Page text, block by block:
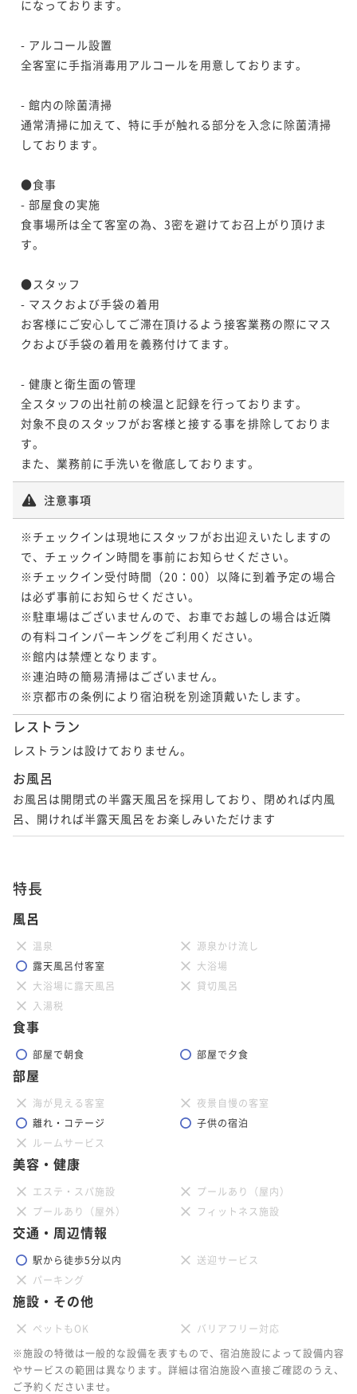
になっております。
- アルコール設置
全客室に手指消毒用アルコールを用意しております。
- 館内の除菌清掃
通常清掃に加えて、特に手が触れる部分を入念に除菌清掃
しております。
●食事
- 部屋食の実施
食事場所は全て客室の為、3密を避けてお召上がり頂けま
す。
●スタッフ
- マスクおよび手袋の着用
お客様にご安心してご滞在頂けるよう接客業務の際にマス
クおよび手袋の着用を義務付けてます。
- 健康と衛生面の管理
全スタッフの出社前の検温と記録を行っております。
対象不良のスタッフがお客様と接する事を排除しておりま
す。
また、業務前に手洗いを徹底しております。
注意事項
※チェックインは現地にスタッフがお出迎えいたしますの
で、チェックイン時間を事前にお知らせください。
※チェックイン受付時間（20：00）以降に到着予定の場合
は必ず事前にお知らせください。
※駐車場はございませんので、お車でお越しの場合は近隣
の有料コインパーキングをご利用ください。
※館内は禁煙となります。
※連泊時の簡易清掃はございません。
※京都市の条例により宿泊税を別途頂戴いたします。
レストラン
レストランは設けておりません。
お風呂
お風呂は開閉式の半露天風呂を採用しており、閉めれば内風
呂、開ければ半露天風呂をお楽しみいただけます
特長
風呂
温泉
源泉かけ流し
露天風呂付客室
大浴場
大浴場に露天風呂
貸切風呂
入湯税
食事
部屋で朝食 部屋で夕食
部屋
海が見える客室
夜景自慢の客室
離れ・コテージ
子供の宿泊
ルームサービス
美容・健康
エステ・スパ施設
プールあり（屋内）
プールあり（屋外）
フィットネス施設
交通・周辺情報
駅から徒歩5分以内
送迎サービス
パーキング
施設・その他
ペットもOK
バリアフリー対応
※施設の特徴は一般的な設備を表すもので、宿泊施設によって設備内容
やサービスの範囲は異なります。詳細は宿泊施設へ直接ご確認のうえ、
ご予約くださいませ。